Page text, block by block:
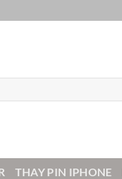
THAY PIN IPHONE